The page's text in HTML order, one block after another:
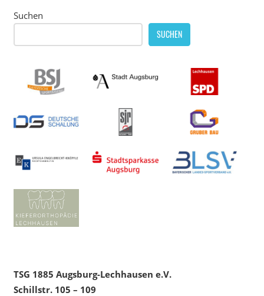
Suchen
SUCHEN
TSG 1885 Augsburg-Lechhausen e.V.
Schillstr. 105 – 109